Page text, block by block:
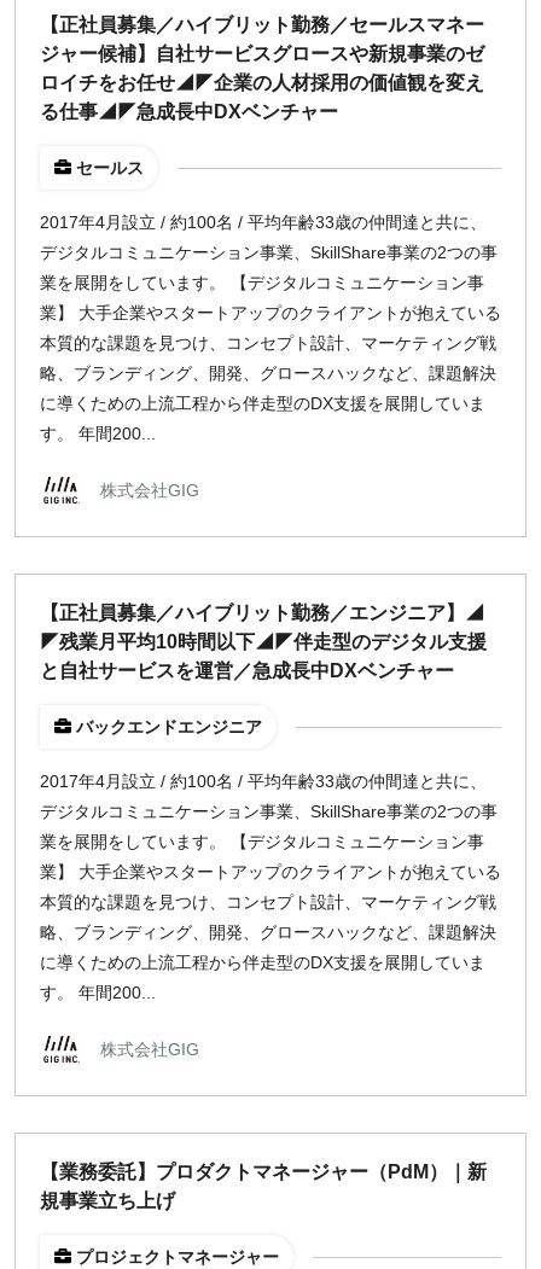
【正社員募集／ハイブリット勤務／セールスマネー
ジャー候補】自社サービスグロースや新規事業のゼ
ロイチをお任せ◢◤企業の人材採用の価値観を変え
る仕事◢◤急成長中DXベンチャー
セールス
2017年4月設立 / 約100名 / 平均年齢33歳の仲間達と共に、
デジタルコミュニケーション事業、SkillShare事業の2つの事
業を展開をしています。 【デジタルコミュニケーション事
業】 大手企業やスタートアップのクライアントが抱えている
本質的な課題を見つけ、コンセプト設計、マーケティング戦
略、ブランディング、開発、グロースハックなど、課題解決
に導くための上流工程から伴走型のDX支援を展開していま
す。 年間200...
株式会社GIG
【正社員募集／ハイブリット勤務／エンジニア】◢
◤残業月平均10時間以下◢◤伴走型のデジタル支援
と自社サービスを運営／急成長中DXベンチャー
バックエンドエンジニア
2017年4月設立 / 約100名 / 平均年齢33歳の仲間達と共に、
デジタルコミュニケーション事業、SkillShare事業の2つの事
業を展開をしています。 【デジタルコミュニケーション事
業】 大手企業やスタートアップのクライアントが抱えている
本質的な課題を見つけ、コンセプト設計、マーケティング戦
略、ブランディング、開発、グロースハックなど、課題解決
に導くための上流工程から伴走型のDX支援を展開していま
す。 年間200...
株式会社GIG
【業務委託】プロダクトマネージャー（PdM）｜新
規事業立ち上げ
プロジェクトマネージャー